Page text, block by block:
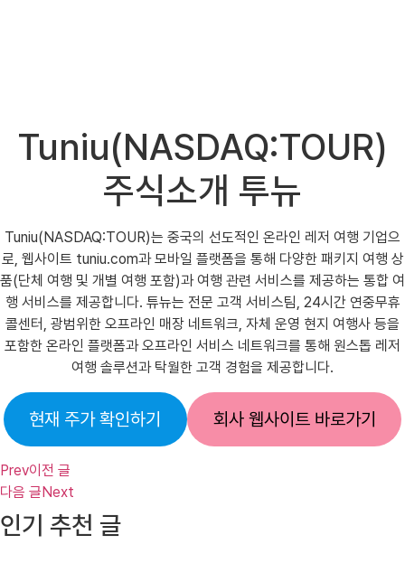
Tuniu(NASDAQ:TOUR)
주식소개 투뉴
Tuniu(NASDAQ:TOUR)는 중국의 선도적인 온라인 레저 여행 기업으
로, 웹사이트 tuniu.com과 모바일 플랫폼을 통해 다양한 패키지 여행 상
품(단체 여행 및 개별 여행 포함)과 여행 관련 서비스를 제공하는 통합 여
행 서비스를 제공합니다. 튜뉴는 전문 고객 서비스팀, 24시간 연중무휴
콜센터, 광범위한 오프라인 매장 네트워크, 자체 운영 현지 여행사 등을
포함한 온라인 플랫폼과 오프라인 서비스 네트워크를 통해 원스톱 레저
여행 솔루션과 탁월한 고객 경험을 제공합니다.
현재 주가 확인하기 회사 웹사이트 바로가기
Prev이전 글
다음 글Next
인기 추천 글